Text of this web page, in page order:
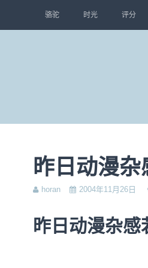
骆驼 时光 评分
昨日动漫
horan 2004年11月26日
昨日动漫杂感